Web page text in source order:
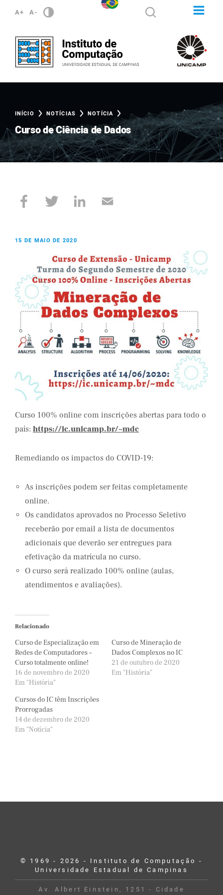
A+ A-
INÍCIO NOTÍCIAS NOTÍCIA
Curso de Ciência de Dados
15 DE MAIO DE 2020
Curso 100% online com inscrições abertas para todo o
país: https://ic.unicamp.br/~mdc
Remediando os impactos do COVID-19:
As inscrições podem ser feitas completamente
online.
Os candidatos aprovados no Processo Seletivo
receberão por email a lista de documentos
adicionais que deverão ser entregues para
efetivação da matrícula no curso.
O curso será realizado 100% online (aulas,
atendimentos e avaliações).
Relacionado
Curso de Especialização em
Redes de Computadores –
Curso totalmente online!
16 de novembro de 2020
Em "História"
Curso de Mineração de
Dados Complexos no IC
21 de outubro de 2020
Em "História"
Cursos do IC têm Inscrições
Prorrogadas
14 de dezembro de 2020
Em "Notícia"
© 1969 - 2026 - Instituto de Computação -
Universidade Estadual de Campinas
Av. Albert Einstein, 1251 - Cidade